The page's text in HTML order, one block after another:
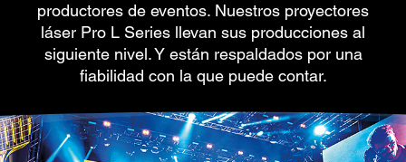
productores de eventos. Nuestros proyectores
láser Pro L Series llevan sus producciones al
siguiente nivel. Y están respaldados por una
fiabilidad con la que puede contar.